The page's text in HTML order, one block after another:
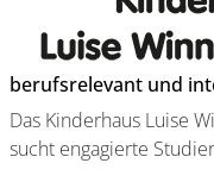
berufsrelevant und
Das Kinderhaus Luise
sucht engagierte